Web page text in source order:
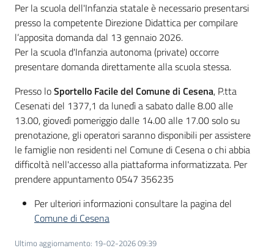
Per la scuola dell'Infanzia statale è necessario presentarsi
presso la competente Direzione Didattica per compilare
l’apposita domanda dal 13 gennaio 2026.
Per la scuola d'Infanzia autonoma (private) occorre
presentare domanda direttamente alla scuola stessa.
Presso loSportello Facile del Comune di Cesena, P.tta
Cesenati del 1377,1 da lunedì a sabato dalle 8.00 alle
13.00, giovedì pomeriggio dalle 14.00 alle 17.00 solo su
prenotazione, gli operatori saranno disponibili per assistere
le famiglie non residenti nel Comune di Cesena o chi abbia
difficoltà nell'accesso alla piattaforma informatizzata. Per
prendere appuntamento 0547 356235
Per ulteriori informazioni consultare la pagina del
Comune di Cesena
Ultimo aggiornamento: 19-02-2026 09:39